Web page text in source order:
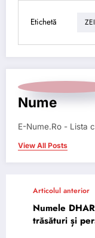
Etichetă
Nume
E-Nume.Ro - Lista
View All Posts
Articolul anterior
Numele
trăsături și